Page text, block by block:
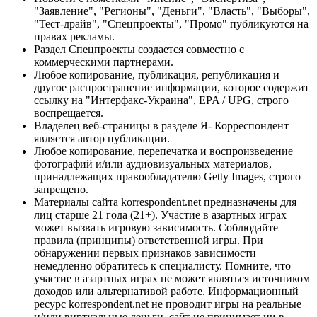
"Заявление", "Регионы", "Деньги", "Власть", "Выборы",
"Тест-драйв", "Спецпроекты", "Промо" публикуются на
правах рекламы.
Раздел Спецпроекты создается совместно с
коммерческими партнерами.
Любое копирование, публикация, републикация и
другое распространение информации, которое содержит
ссылку на "Интерфакс-Украина", EPA / UPG, строго
воспрещается.
Владелец веб-страницы в разделе Я- Корреспондент
является автор публикации.
Любое копирование, перепечатка и воспроизведение
фотографий и/или аудиовизуальных материалов,
принадлежащих правообладателю Getty Images, строго
запрещено.
Материалы сайта korrespondent.net предназначены для
лиц старше 21 года (21+). Участие в азартных играх
может вызвать игровую зависимость. Соблюдайте
правила (принципы) ответственной игры. При
обнаружении первых признаков зависимости
немедленно обратитесь к специалисту. Помните, что
участие в азартных играх не может являться источником
доходов или альтернативой работе. Информационный
ресурс korrespondent.net не проводит игры на реальные